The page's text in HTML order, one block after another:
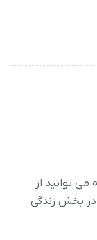
توانید از
در بخش زندگی